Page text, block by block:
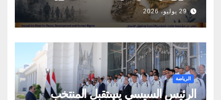
29 يوليو، 2026
الرياضة
الرئيس السيسي يستقبل المنتخب